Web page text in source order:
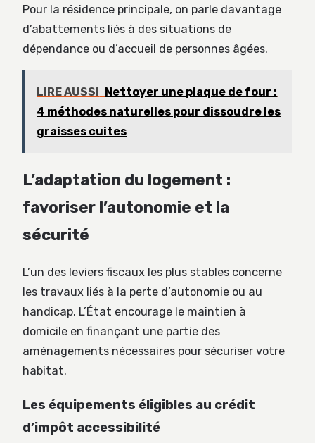
Pour la résidence principale, on parle davantage
d’abattements liés à des situations de
dépendance ou d’accueil de personnes âgées.
LIRE AUSSI Nettoyer une plaque de four :
4 méthodes naturelles pour dissoudre les
graisses cuites
L’adaptation du logement :
favoriser l’autonomie et la
sécurité
L’un des leviers fiscaux les plus stables concerne
les travaux liés à la perte d’autonomie ou au
handicap. L’État encourage le maintien à
domicile en finançant une partie des
aménagements nécessaires pour sécuriser votre
habitat.
Les équipements éligibles au crédit
d’impôt accessibilité